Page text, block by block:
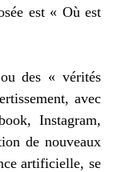
est « Où est
des « vérités
avec
Instagram,
de nouveaux
artificielle, se